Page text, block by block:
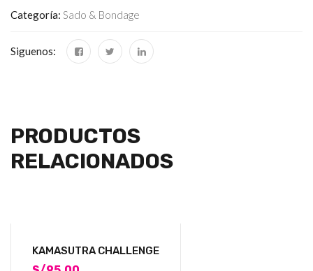
Categoría: Sado & Bondage
Siguenos:
PRODUCTOS
RELACIONADOS
KAMASUTRA CHALLENGE